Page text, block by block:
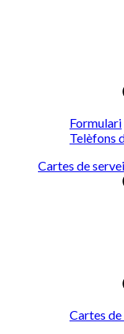
Formulari
Telèfons
Cartes de
Cartes